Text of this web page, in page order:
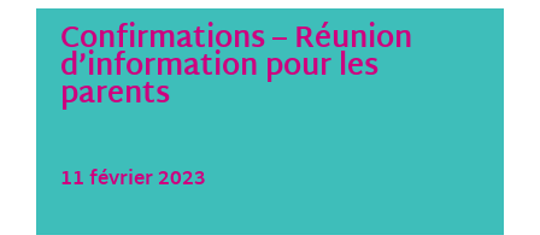
Confirmations – Réunion
d’information pour les
parents
11 février 2023